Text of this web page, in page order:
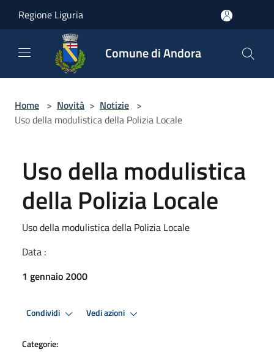
Regione Liguria
Comune di Andora
Home > Novità > Notizie >
Uso della modulistica della Polizia Locale
Uso della modulistica
della Polizia Locale
Uso della modulistica della Polizia Locale
Data :
1 gennaio 2000
Condividi Vedi azioni
Categorie: